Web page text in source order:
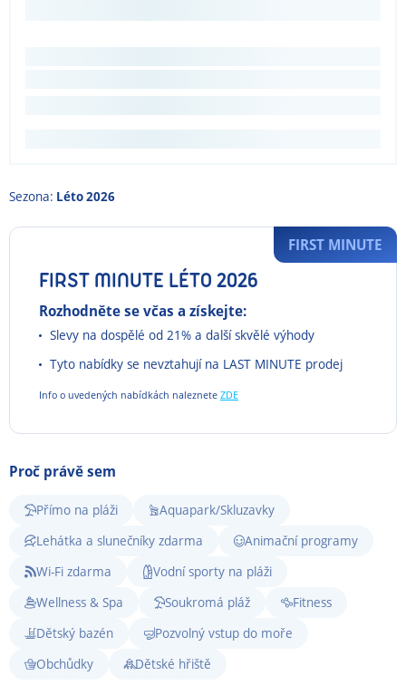
Sezona: Léto 2026
FIRST MINUTE LÉTO 2026
Rozhodněte se včas a získejte:
Slevy na dospělé od 21% a další skvělé výhody
Tyto nabídky se nevztahují na LAST MINUTE prodej
Info o uvedených nabídkách naleznete ZDE
FIRST MINUTE
Proč právě sem
Přímo na pláži
Aquapark/Skluzavky
Lehátka a slunečníky zdarma
Animační programy
Wi-Fi zdarma
Vodní sporty na pláži
Wellness & Spa
Soukromá pláž
Fitness
Dětský bazén
Pozvolný vstup do moře
Obchůdky
Dětské hřiště